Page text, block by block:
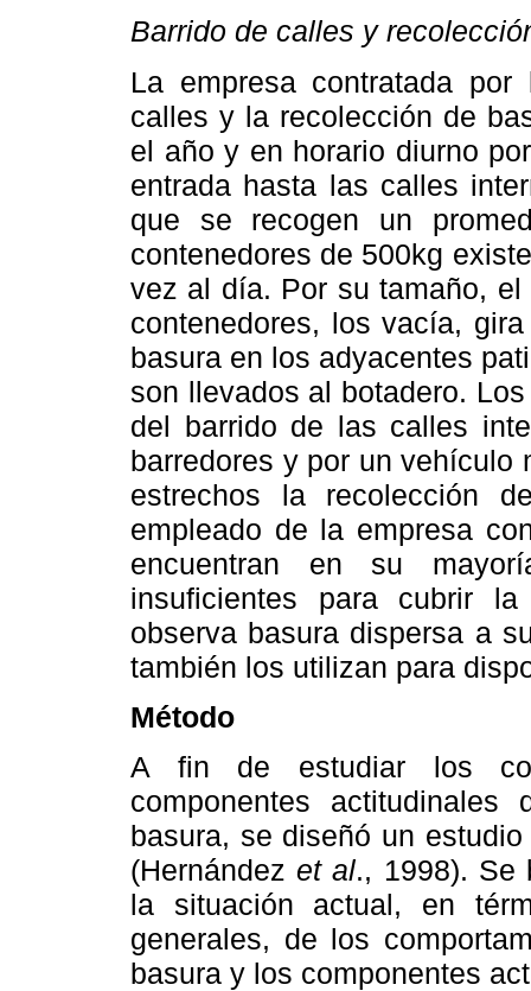
Barrido de calles y
La empresa contratada
calles y la recolección de
el año y en horario diurno
entrada hasta las calles
que se recogen un
contenedores de 500kg
vez al día. Por su tamaño,
contenedores, los vacía,
basura en los adyacentes
son llevados al botadero.
del barrido de las calles
barredores y por un vehículo
estrechos la recolección
empleado de la empresa
encuentran en su
insuficientes para cubrir
observa basura dispersa a
también los utilizan para
Método
A fin de estudiar los
componentes
basura, se diseñó un
(Hernándezet al., 1998). Se
la situación actual, en
generales, de los
basura y los componentes